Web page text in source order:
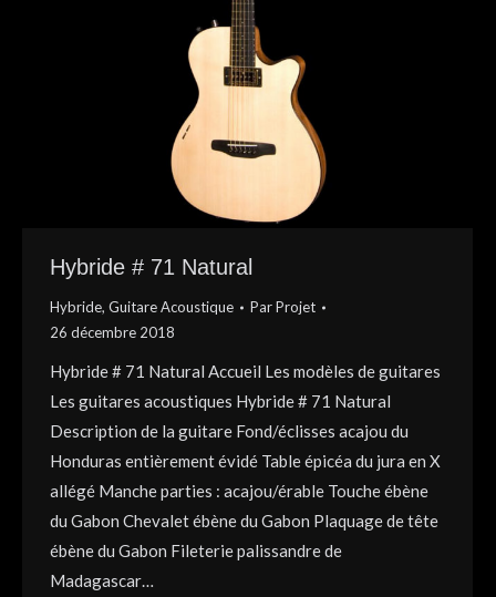
Hybride # 71 Natural
Hybride, Guitare Acoustique ParProjet
26 décembre 2018
Hybride # 71 Natural Accueil Les modèles de guitares
Les guitares acoustiques Hybride # 71 Natural
Description de la guitare Fond/éclisses acajou du
Honduras entièrement évidé Table épicéa du jura en X
allégé Manche parties : acajou/érable Touche ébène
du Gabon Chevalet ébène du Gabon Plaquage de tête
ébène du Gabon Fileterie palissandre de
Madagascar…